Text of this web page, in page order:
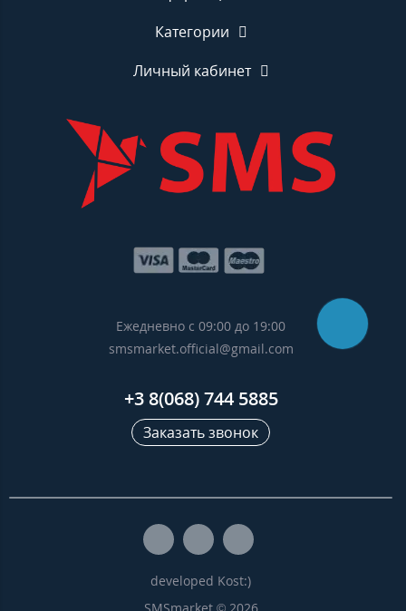
Категории
Личный кабинет
Ежедневно с 09:00 до 19:00
smsmarket.official@gmail.com
+3 8(068) 744 5885
Заказать звонок
developed Kost:)